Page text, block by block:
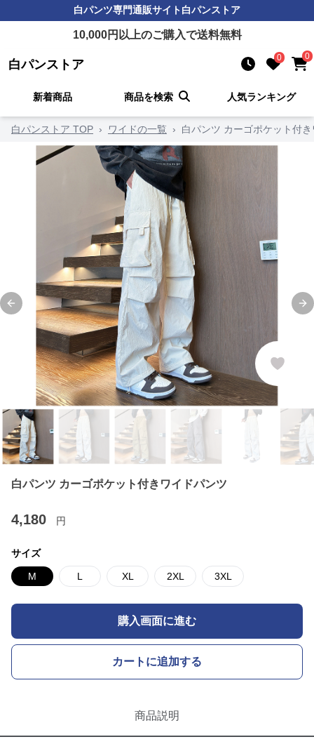
白パンツ専門通販サイト白パンストア
10,000円以上のご購入で送料無料
白パンストア 0 0
新着商品 商品を検索 人気ランキング
白パンストア TOP › ワイドの一覧 › 白パンツ カーゴポケット付
Previous slide
白パンツ カーゴポケット付きワイドパンツ
4,180 円
サイズ
M L XL 2XL 3XL
購入画面に進む
カートに追加する
商品説明